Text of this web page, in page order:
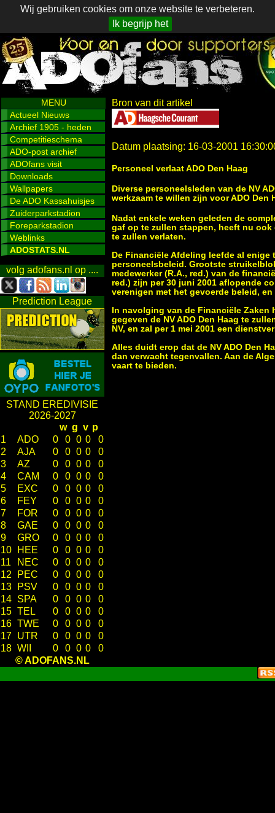
Wij gebruiken cookies om onze website te verbeteren.
Ik begrijp het
MENU
Actueel Nieuws
Archief 1905 - heden
Competitieschema
ADO-post archief
ADOfans visit
Downloads
Wallpapers
De ADO Kassahuisjes
Zuiderparkstadion
Foreparkstadion
Weblinks
ADOSTATS.NL
volg adofans.nl op ....
Prediction League
STAND EREDIVISIE
2026-2027
w g v p
1
ADO 0 0 0 0
0
2
AJA 0 0 0 0
0
3
AZ 0 0 0 0
0
4
CAM 0 0 0 0
0
5
EXC 0 0 0 0
0
6
FEY 0 0 0 0
0
7
FOR 0 0 0 0
0
8
GAE 0 0 0 0
0
9
GRO 0 0 0 0
0
10
HEE 0 0 0 0
0
11
NEC 0 0 0 0
0
12
PEC 0 0 0 0
0
13
PSV 0 0 0 0
0
14 SPA 0 0 0 0
0
15 TEL 0 0 0 0
0
16 TWE 0 0 0 0
0
17 UTR 0 0 0 0
0
18 WII 0 0 0 0
0
© ADOFANS.NL
Bron van dit artikel
Datum plaatsing: 16-03-2001
Personeel verlaat ADO Den Haag
Diverse personeelsleden van de NV
werkzaam te willen zijn voor ADO Den
Nadat enkele weken geleden de
gaf op te zullen stappen, heeft nu ook
te zullen verlaten.
De Financiële Afdeling leefde al
personeelsbeleid. Grootste
medewerker (R.A., red.) van de
red.) zijn per 30 juni 2001 aflopende
verenigen met het gevoerde beleid,
In navolging van de Financiële
gegeven de NV ADO Den Haag te
NV, en zal per 1 mei 2001 een
Alles duidt erop dat de NV ADO Den
dan verwacht tegenvallen. Aan de
vaart te bieden.